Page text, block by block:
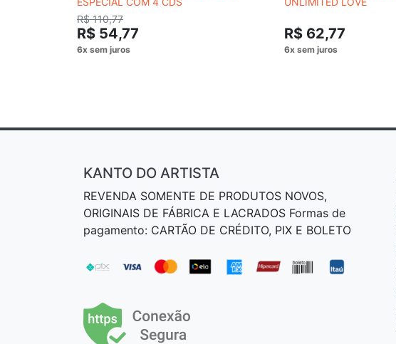
R$ 110,77
R$ 54,77 R$ 62,77
KANTO DO ARTISTA
REVENDA SOMENTE DE PRODUTOS NOVOS,
ORIGINAIS DE FÁBRICA E LACRADOS Formas de
pagamento: CARTÃO DE CRÉDITO, PIX E BOLETO